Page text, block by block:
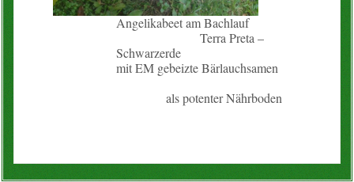
Angelikabeet am Bachlauf
Terra Preta –
Schwarzerde
mit EM gebeizte Bärlauchsamen
als potenter Nährboden